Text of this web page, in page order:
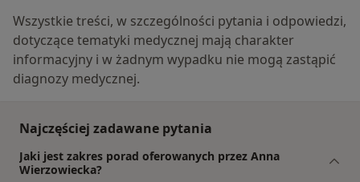
Wszystkie treści, w szczególności pytania i odpowiedzi,
dotyczące tematyki medycznej mają charakter
informacyjny i w żadnym wypadku nie mogą zastąpić
diagnozy medycznej.
Najczęściej zadawane pytania
Jaki jest zakres porad oferowanych przez Anna
Wierzowiecka?